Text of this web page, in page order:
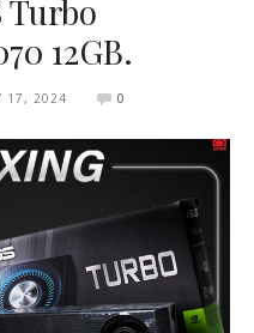
Turbo
12GB.
17, 2024 0